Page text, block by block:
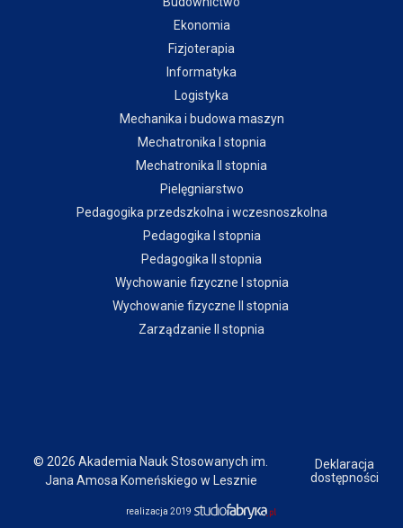
Ekonomia
Fizjoterapia
Informatyka
Logistyka
Mechanika i budowa maszyn
Mechatronika I stopnia
Mechatronika II stopnia
Pielęgniarstwo
Pedagogika przedszkolna i wczesnoszkolna
Pedagogika I stopnia
Pedagogika II stopnia
Wychowanie fizyczne I stopnia
Wychowanie fizyczne II stopnia
Zarządzanie II stopnia
© 2026 Akademia Nauk Stosowanych im.
Jana Amosa Komeńskiego w Lesznie
Deklaracja
dostępności
realizacja 2019